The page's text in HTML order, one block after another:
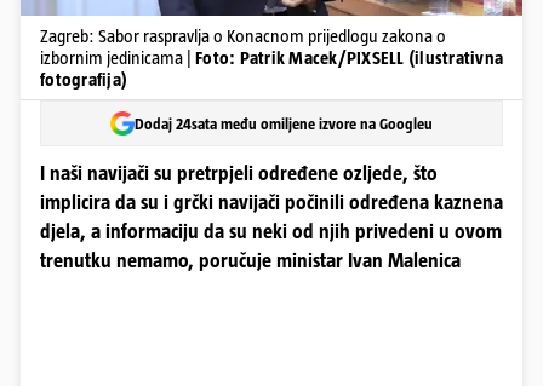
Zagreb: Sabor raspravlja o Konacnom prijedlogu zakona o
izbornim jedinicama | Foto: Patrik Macek/PIXSELL (ilustrativna
fotografija)
Dodaj 24sata među omiljene izvore na Googleu
I naši navijači su pretrpjeli određene ozljede, što
implicira da su i grčki navijači počinili određena kaznena
djela, a informaciju da su neki od njih privedeni u ovom
trenutku nemamo, poručuje ministar Ivan Malenica